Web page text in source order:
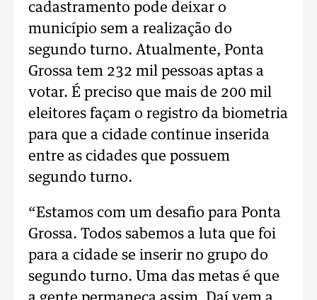
cadastramento pode deixar o
município sem a realização do
segundo turno. Atualmente, Ponta
Grossa tem 232 mil pessoas aptas a
votar. É preciso que mais de 200 mil
eleitores façam o registro da biometria
para que a cidade continue inserida
entre as cidades que possuem
segundo turno.
“Estamos com um desafio para Ponta
Grossa. Todos sabemos a luta que foi
para a cidade se inserir no grupo do
segundo turno. Uma das metas é que